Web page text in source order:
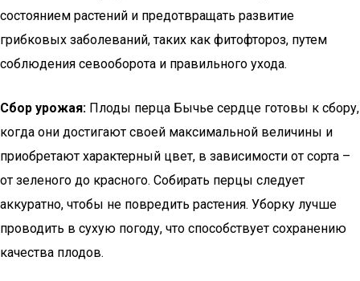
состоянием растений и предотвращать развитие
грибковых заболеваний, таких как фитофтороз, путем
соблюдения севооборота и правильного ухода.
Сбор урожая: Плоды перца Бычье сердце готовы к сбору,
когда они достигают своей максимальной величины и
приобретают характерный цвет, в зависимости от сорта –
от зеленого до красного. Собирать перцы следует
аккуратно, чтобы не повредить растения. Уборку лучше
проводить в сухую погоду, что способствует сохранению
качества плодов.